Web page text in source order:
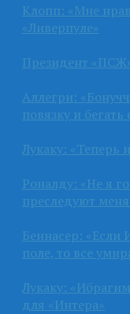
Клопп: «Мне
«Ливерпуле»
Президент
Аллегри:
повязку и
Лукаку: «Теперь
Роналду: «Не я
преследуют
Беннасер: «Если
поле, то все
Лукаку:
для «Интера»